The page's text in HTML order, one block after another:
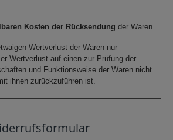
Kosten der Rücksendung der Waren.
Wertverlust der Waren nur
Wertverlust auf einen zur Prüfung der
und Funktionsweise der Waren nicht
ihnen zurückzuführen ist.